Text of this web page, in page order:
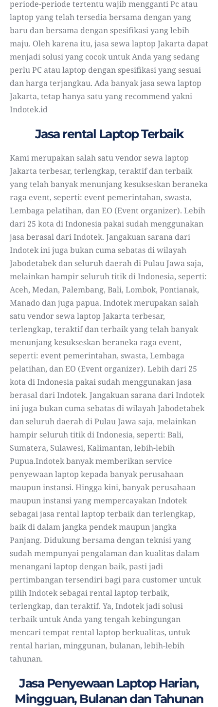
periode-periode tertentu wajib mengganti Pc atau
laptop yang telah tersedia bersama dengan yang
baru dan bersama dengan spesifikasi yang lebih
maju. Oleh karena itu, jasa sewa laptop Jakarta dapat
menjadi solusi yang cocok untuk Anda yang sedang
perlu PC atau laptop dengan spesifikasi yang sesuai
dan harga terjangkau. Ada banyak jasa sewa laptop
Jakarta, tetap hanya satu yang recommend yakni
Indotek.id
Jasa rental Laptop Terbaik
Kami merupakan salah satu vendor sewa laptop
Jakarta terbesar, terlengkap, teraktif dan terbaik
yang telah banyak menunjang kesukseskan beraneka
raga event, seperti: event pemerintahan, swasta,
Lembaga pelatihan, dan EO (Event organizer). Lebih
dari 25 kota di Indonesia pakai sudah menggunakan
jasa berasal dari Indotek. Jangakuan sarana dari
Indotek ini juga bukan cuma sebatas di wilayah
Jabodetabek dan seluruh daerah di Pulau Jawa saja,
melainkan hampir seluruh titik di Indonesia, seperti:
Aceh, Medan, Palembang, Bali, Lombok, Pontianak,
Manado dan juga papua. Indotek merupakan salah
satu vendor sewa laptop Jakarta terbesar,
terlengkap, teraktif dan terbaik yang telah banyak
menunjang kesukseskan beraneka raga event,
seperti: event pemerintahan, swasta, Lembaga
pelatihan, dan EO (Event organizer). Lebih dari 25
kota di Indonesia pakai sudah menggunakan jasa
berasal dari Indotek. Jangakuan sarana dari Indotek
ini juga bukan cuma sebatas di wilayah Jabodetabek
dan seluruh daerah di Pulau Jawa saja, melainkan
hampir seluruh titik di Indonesia, seperti: Bali,
Sumatera, Sulawesi, Kalimantan, lebih-lebih
Pupua.Indotek banyak memberikan service
penyewaan laptop kepada banyak perusahaan
maupun instansi. Hingga kini, banyak perusahaan
maupun instansi yang mempercayakan Indotek
sebagai jasa rental laptop terbaik dan terlengkap,
baik di dalam jangka pendek maupun jangka
Panjang. Didukung bersama dengan teknisi yang
sudah mempunyai pengalaman dan kualitas dalam
menangani laptop dengan baik, pasti jadi
pertimbangan tersendiri bagi para customer untuk
pilih Indotek sebagai rental laptop terbaik,
terlengkap, dan teraktif. Ya, Indotek jadi solusi
terbaik untuk Anda yang tengah kebingungan
mencari tempat rental laptop berkualitas, untuk
rental harian, minggunan, bulanan, lebih-lebih
tahunan.
Jasa Penyewaan Laptop Harian,
Mingguan, Bulanan dan Tahunan